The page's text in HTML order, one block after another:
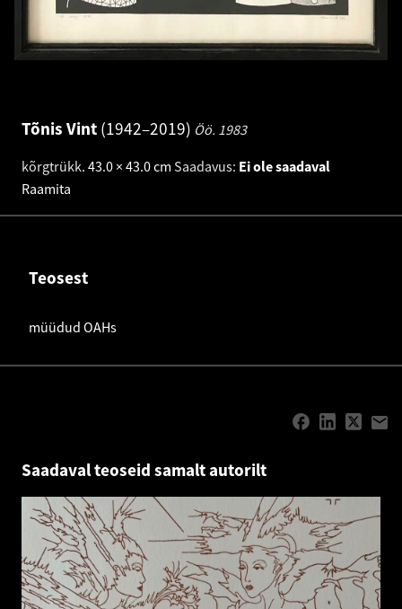
Tõnis Vint 1942–2019 Öö. 1983
kõrgtrükk. 43.0 × 43.0 cm Saadavus: Ei ole saadaval
Raamita
Teosest
müüdud OAHs
Saadaval teoseid samalt autorilt